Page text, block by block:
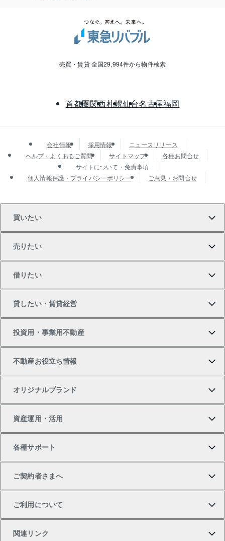
売買・賃貸 全国29,994件から物件検索
首都圏関西札幌仙台名古屋福岡
会社情報 採用情報
ニュースリリース
ヘルプ・よくあるご質問
サイトマップ
各種お問合せ
サイトについて・免責事項
個人情報保護・プライバシーポリシー
ご意見・お問合せ
買いたい
新築・分譲マンションの購入
中古マンションの購入
売りたい
マンションの売却・査定
一戸建ての売却・査定
借りたい
借りたいTOP
物件を借りる
貸したい・賃貸経営
貸したいTOP
投資用・事業用不動産
不動産お役立ち情報
オリジナルブランド
一棟リノベーションマンション L`GENTE（ルジェン
テ）
投資用一棟レジデンスWELL SQUARE（ウェルスクエ
ア）
資産運用・活用
各種サポート
ご契約者さまへ
ご利用について
関連リンク